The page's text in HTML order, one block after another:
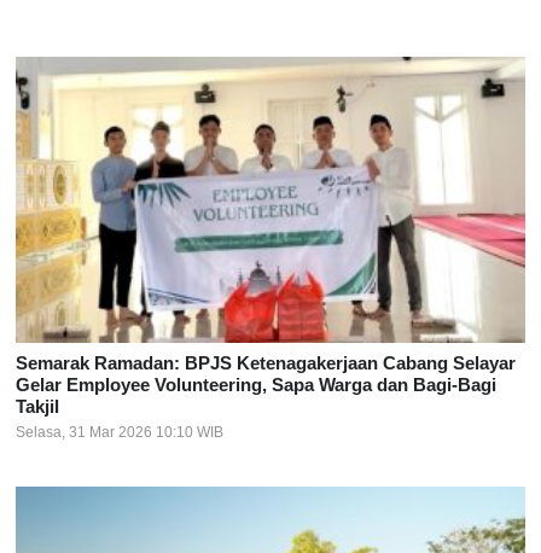
Semarak Ramadan: BPJS Ketenagakerjaan Cabang Selayar
Gelar Employee Volunteering, Sapa Warga dan Bagi-Bagi
Takjil
Selasa, 31 Mar 2026 10:10 WIB